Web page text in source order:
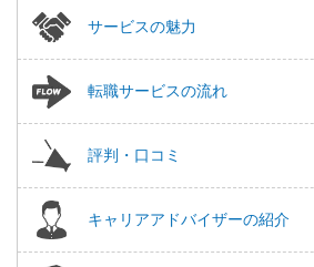
サービスの魅力
転職サービスの流れ
評判・口コミ
キャリアアドバイザーの紹介